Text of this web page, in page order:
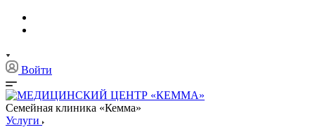
Войти
Семейная клиника «Кемма»
Услуги